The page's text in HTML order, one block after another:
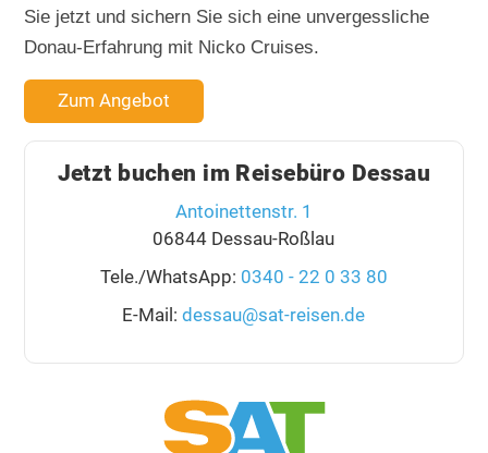
Sie jetzt und sichern Sie sich eine unvergessliche
Donau-Erfahrung mit Nicko Cruises.
Zum Angebot
Jetzt buchen im Reisebüro Dessau
Antoinettenstr. 1
06844 Dessau-Roßlau
Tele./WhatsApp: 0340 - 22 0 33 80
E-Mail:dessau@sat-reisen.de